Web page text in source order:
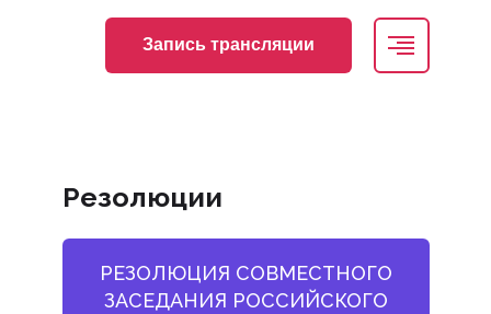
Регистрация Вход
Запись трансляции
Резолюции
РЕЗОЛЮЦИЯ СОВМЕСТНОГО
ЗАСЕДАНИЯ РОССИЙСКОГО